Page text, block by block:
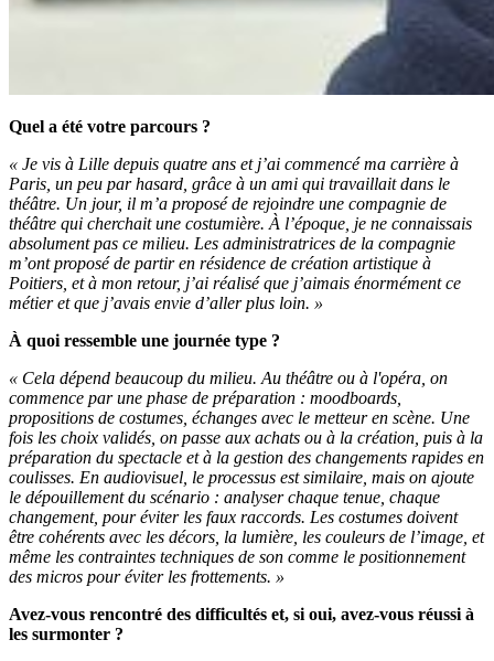
Quel a été votre parcours ?
« Je vis à Lille depuis quatre ans et j’ai commencé ma carrière à
Paris, un peu par hasard, grâce à un ami qui travaillait dans le
théâtre. Un jour, il m’a proposé de rejoindre une compagnie de
théâtre qui cherchait une costumière. À l’époque, je ne connaissais
absolument pas ce milieu. Les administratrices de la compagnie
m’ont proposé de partir en résidence de création artistique à
Poitiers, et à mon retour, j’ai réalisé que j’aimais énormément ce
métier et que j’avais envie d’aller plus loin. »
À quoi ressemble une journée type ?
« Cela dépend beaucoup du milieu. Au théâtre ou à l'opéra, on
commence par une phase de préparation : moodboards,
propositions de costumes, échanges avec le metteur en scène. Une
fois les choix validés, on passe aux achats ou à la création, puis à la
préparation du spectacle et à la gestion des changements rapides en
coulisses. En audiovisuel, le processus est similaire, mais on ajoute
le dépouillement du scénario : analyser chaque tenue, chaque
changement, pour éviter les faux raccords. Les costumes doivent
être cohérents avec les décors, la lumière, les couleurs de l’image, et
même les contraintes techniques de son comme le positionnement
des micros pour éviter les frottements. »
Avez-vous rencontré des difficultés et, si oui, avez-vous réussi à
les surmonter ?